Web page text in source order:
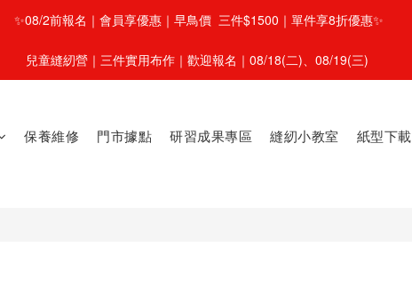
✨08/2前報名｜會員享優惠｜早鳥價  三件$1500｜單件享8折優惠✨
兒童縫紉營｜三件實用布作｜歡迎報名｜08/18(二)、08/19(三)
保養維修 門市據點 研習成果專區 縫紉小教室 紙型下載